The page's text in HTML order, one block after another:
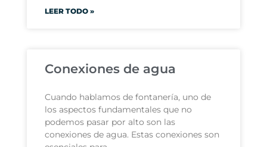
LEER TODO »
Conexiones de agua
Cuando hablamos de fontanería, uno de
los aspectos fundamentales que no
podemos pasar por alto son las
conexiones de agua. Estas conexiones son